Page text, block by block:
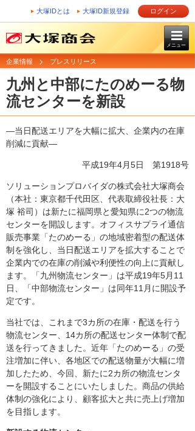
大塚IDとは 大塚ID新規登録 ログイン
メニュー
企業情報 プレスリリース
九州と中部にたのめーる物
流センターを新設
―当日配送エリアを大幅に拡大、企業内の在庫
削減に貢献―
平成19年4月5日 第1918号
ソリューションプロバイダの株式会社大塚商会
（本社：東京都千代田区、代表取締役社長：大
塚 裕司）は新たに福岡県と愛知県に2つの物流
センターを開設します。オフィスサプライ通信
販売事業「たのめーる」の地域密着型の配送体
制を強化し、当日配送エリアを拡大することで
企業内での在庫の削減や利便性の向上に貢献し
ます。「九州物流センター」は平成19年5月11
日、「中部物流センター」は同年11月に開設予
定です。
当社では、これまで3カ所の在庫・配送を行う
物流センター、14カ所の配送センター体制で配
送を行ってきました。近年「たのめーる」の受
注増加に伴い、各地区での配送物量が大幅に増
加したため、今回、新たに2カ所の物流センタ
ーを開設することにいたしました。商品の供給
体制の強化により、顧客拡大と共に売上げ増加
を目指します。